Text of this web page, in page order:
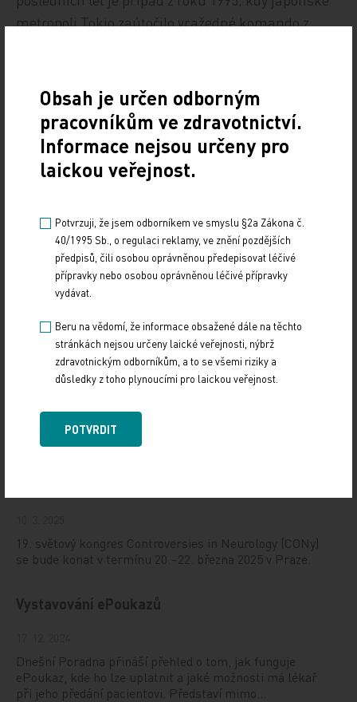
metropoli Tokio zaútočilo vražedné komando z
ČTK
Zdroj: ČTK
Sdílejte článek
19. světový kongres Controversies in Neurology (CONy)
se bude konat v termínu 20.–22. března 2025 v Praze.
Vystavování ePoukazů
Dnešní Poradna přináší přehled o tom, jak funguje
ePoukaz, kde ho lze uplatnit a jaké možnosti má lékař
při jeho předání pacientovi. Představí mimo…
Obsah je určen odborným
pracovníkům ve zdravotnictví.
Informace nejsou určeny pro
laickou veřejnost.
Potvrzuji, že jsem odborníkem ve smyslu §2a Zákona č.
40/1995 Sb., o regulaci reklamy, ve znění pozdějších
předpisů, čili osobou oprávněnou předepisovat léčivé
přípravky nebo osobou oprávněnou léčivé přípravky
vydávat.
Beru na vědomí, že informace obsažené dále na těchto
stránkách nejsou určeny laické veřejnosti, nýbrž
zdravotnickým odborníkům, a to se všemi riziky a
důsledky z toho plynoucími pro laickou veřejnost.
POTVRDIT